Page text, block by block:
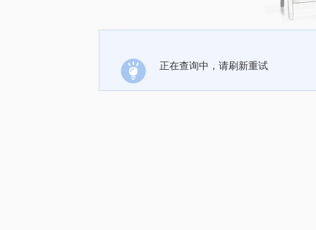
正在查询中，请刷新重试